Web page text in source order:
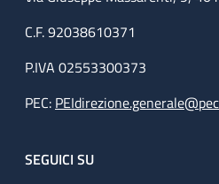
C.F. 92038610371
P.IVA 02553300373
PEC:
SEGUICI SU